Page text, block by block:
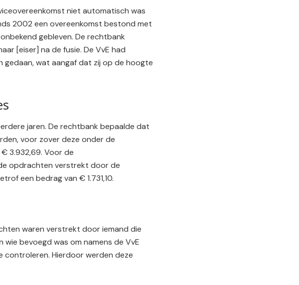
niet automatisch was
2002 een overeenkomst bestond met
gebleven. De rechtbank
[eiser] na de fusie. De VvE had
gedaan, wat aangaf dat zij op de hoogte
jaren. De rechtbank bepaalde dat
voor zover deze onder de
3.932,69. Voor de
opdrachten verstrekt door de
een bedrag van € 1.731,10.
waren verstrekt door iemand die
bevoegd was om namens de VvE
Hierdoor werden deze